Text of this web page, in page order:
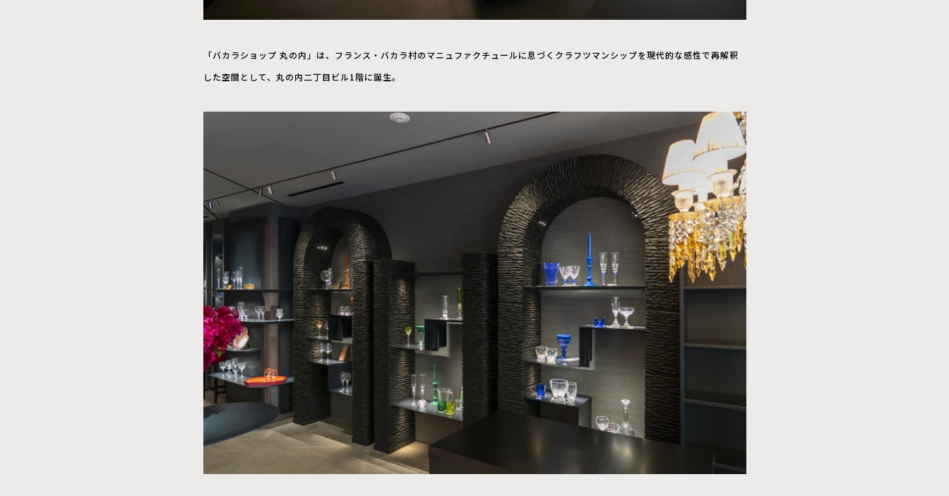
「バカラショップ 丸の内」は、フランス・バカラ村のマニュファクチュールに息づくクラフツマンシップを現代的な感性で再解釈
した空間として、丸の内二丁目ビル1階に誕生。